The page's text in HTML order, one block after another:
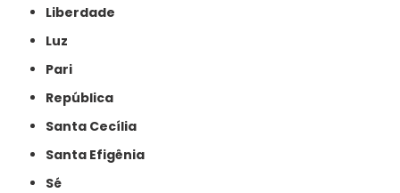
Liberdade
Luz
Pari
República
Santa Cecília
Santa Efigênia
Sé